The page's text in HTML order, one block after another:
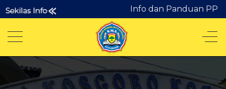
Info dan Panduan